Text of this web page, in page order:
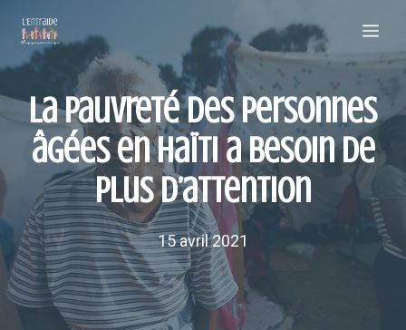
contenu
La pauvreté des personnes
âgées en Haïti a besoin de
plus d’attention
15 avril 2021